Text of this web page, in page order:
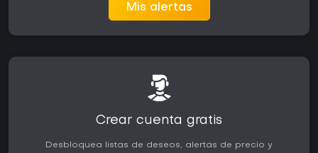
Mis alertas
Crear cuenta gratis
Desbloquea listas de deseos, alertas de precio y